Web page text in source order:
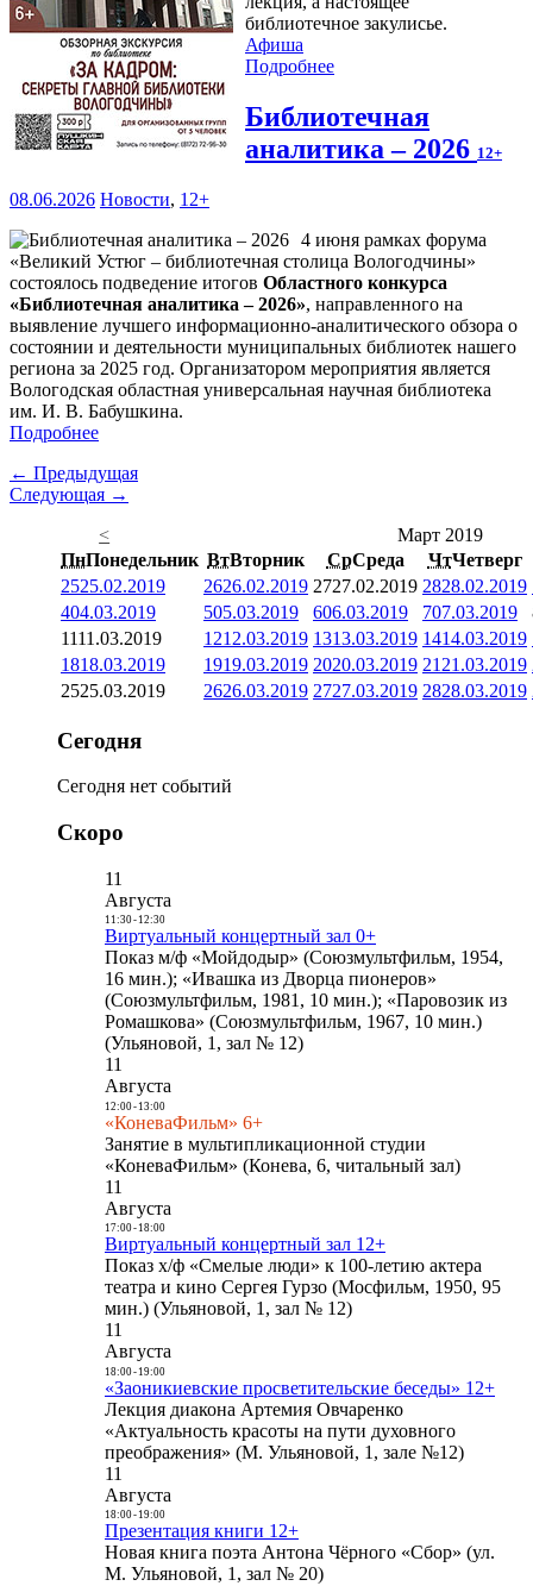
библиотечное закулисье.
Афиша
Подробнее
Библиотечная
аналитика – 2026 12+
08.06.2026 Новости, 12+
4 июня рамках форума
«Великий Устюг – библиотечная столица Вологодчины»
состоялось подведение итогов Областного конкурса
«Библиотечная аналитика – 2026», направленного на
выявление лучшего информационно-аналитического обзора о
состоянии и деятельности муниципальных библиотек нашего
региона за 2025 год. Организатором мероприятия является
Вологодская областная универсальная научная библиотека
им. И. В. Бабушкина.
Подробнее
← Предыдущая
Следующая →
<
Март 2019
ПнПонедельник ВтВторник СрСреда ЧтЧетверг
2525.02.2019 2626.02.2019 2727.02.2019 2828.02.2019
404.03.2019 505.03.2019 606.03.2019 707.03.2019
1111.03.2019 1212.03.2019 1313.03.2019 1414.03.2019
1818.03.2019 1919.03.2019 2020.03.2019 21 21.03.2019
2525.03.2019 2626.03.2019 2727.03.2019 2828.03.2019
Сегодня
Сегодня нет событий
Скоро
11
Августа
11:30- 12:30
Виртуальный концертный зал 0+
Показ м/ф «Мойдодыр» (Союзмультфильм, 1954,
16 мин.); «Ивашка из Дворца пионеров»
(Союзмультфильм, 1981, 10 мин.); «Паровозик из
Ромашкова» (Союзмультфильм, 1967, 10 мин.)
(Ульяновой, 1, зал № 12)
11
Августа
12:00- 13:00
«КоневаФильм» 6+
Занятие в мультипликационной студии
«КоневаФильм» (Конева, 6, читальный зал)
11
Августа
17:00- 18:00
Виртуальный концертный зал 12+
Показ х/ф «Смелые люди» к 100-летию актера
театра и кино Сергея Гурзо (Мосфильм, 1950, 95
мин.) (Ульяновой, 1, зал № 12)
11
Августа
18:00- 19:00
«Заоникиевские просветительские беседы» 12+
Лекция диакона Артемия Овчаренко
«Актуальность красоты на пути духовного
преображения» (М. Ульяновой, 1, зале №12)
11
Августа
18:00- 19:00
Презентация книги 12+
Новая книга поэта Антона Чёрного «Сбор» (ул.
М. Ульяновой, 1, зал № 20)